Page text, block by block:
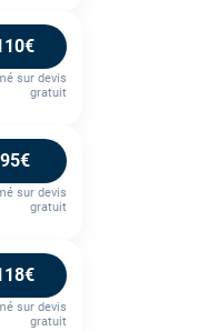
sur devis
gratuit
95€
sur devis
gratuit
sur devis
gratuit